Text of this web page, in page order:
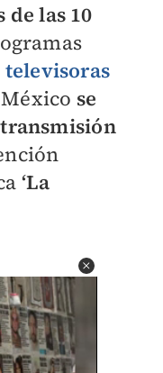
de las 10
televisoras
se
‘La